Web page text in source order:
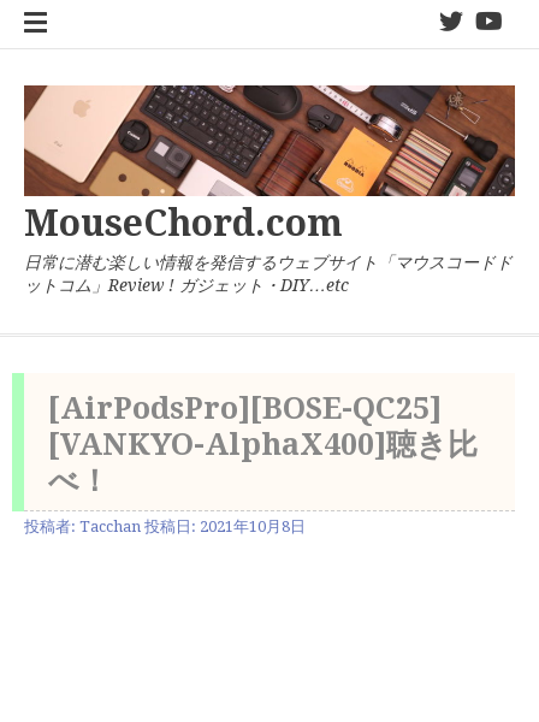
twitter
MouseChord.com
日常に潜む楽しい情報を発信するウェブサイト「マウスコードド
ットコム」Review ! ガジェット・DIY…etc
[AirPodsPro][BOSE-QC25]
[VANKYO-AlphaX400]聴き比
べ！
投稿者: Tacchan 投稿日: 2021年10月8日